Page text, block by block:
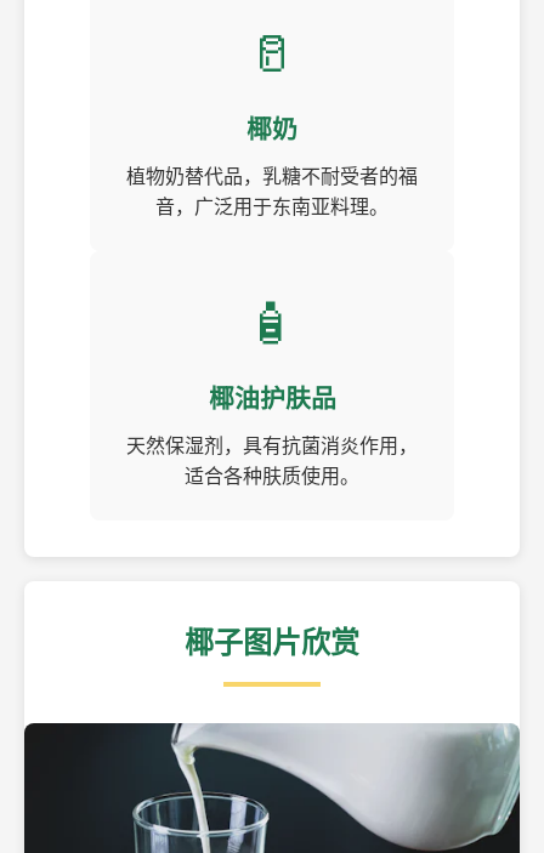
🥛
椰奶
植物奶替代品，乳糖不耐受者的福
音，广泛用于东南亚料理。
🧴
椰油护肤品
天然保湿剂，具有抗菌消炎作用，
适合各种肤质使用。
椰子图片欣赏